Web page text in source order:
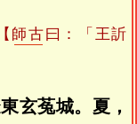
【 師古 曰：「王訢
玄菟城。夏，